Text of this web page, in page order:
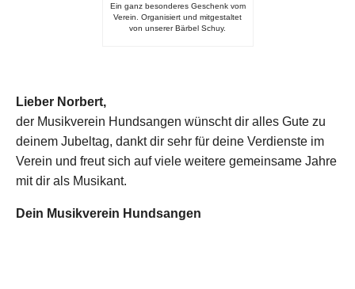
Ein ganz besonderes Geschenk vom
Verein. Organisiert und mitgestaltet
von unserer Bärbel Schuy.
Lieber Norbert,
der Musikverein Hundsangen wünscht dir alles Gute zu
deinem Jubeltag, dankt dir sehr für deine Verdienste im
Verein und freut sich auf viele weitere gemeinsame Jahre
mit dir als Musikant.
Dein Musikverein Hundsangen